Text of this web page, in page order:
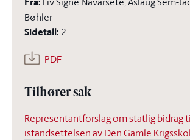
Bøhler
Sidetall: 2
PDF
Tilhører sak
Representantforslag om statlig bidrag
istandsettelsen av Den Gamle